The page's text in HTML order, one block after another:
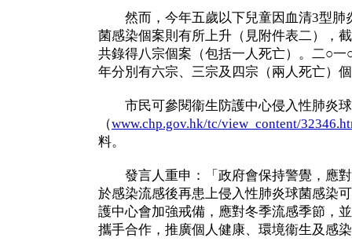
然而，今年五歲以下兒童因血清3型肺
菌感染個案則有所上升（見附件表二），
共錄得八宗個案（包括一人死亡）。二○
年分別有六宗、三宗及四宗（兩人死亡）
市民可參閱衞生防護中心侵入性肺炎球
（www.chp.gov.hk/tc/view_content/
料。
發言人重申：「政府會保持警覺，應對
於感染流感後再患上侵入性肺炎球菌感染
護中心會加強戒備，應對冬季流感季節，
攜手合作，推廣個人健康、環境衞生及感